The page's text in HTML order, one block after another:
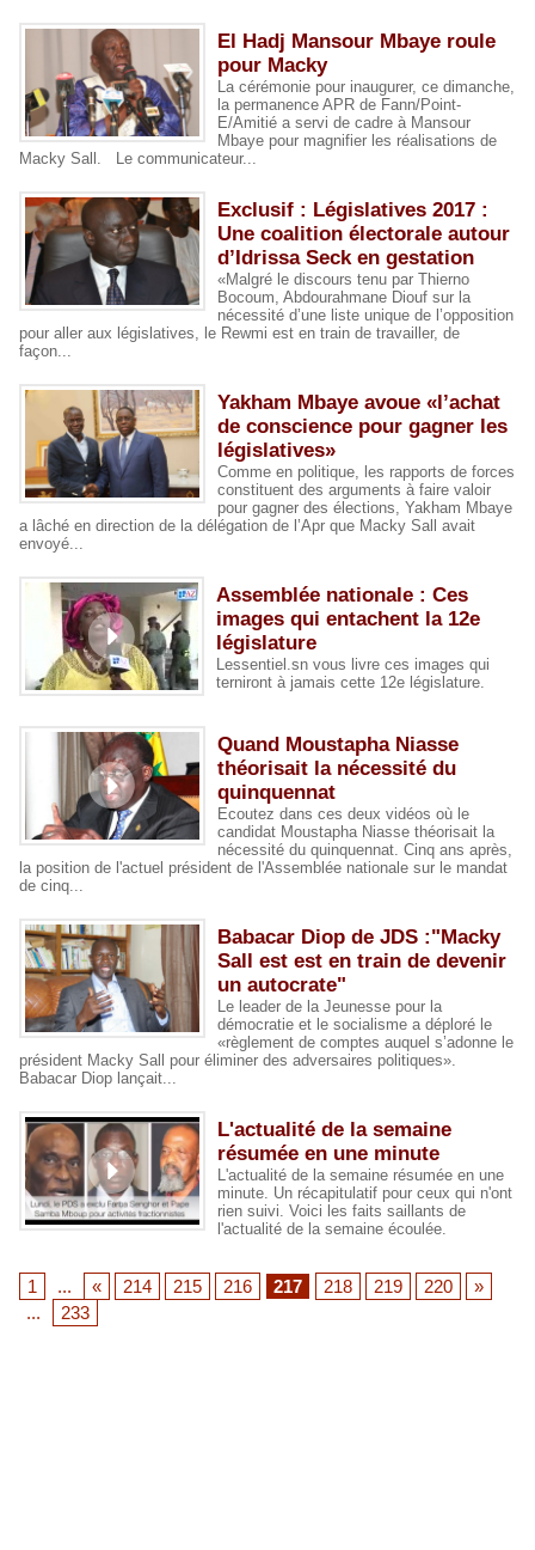
El Hadj Mansour Mbaye roule
pour Macky
La cérémonie pour inaugurer, ce dimanche,
la permanence APR de Fann/Point-
E/Amitié a servi de cadre à Mansour
Mbaye pour magnifier les réalisations de
Macky Sall. Le communicateur...
Exclusif : Législatives 2017 :
Une coalition électorale autour
d’Idrissa Seck en gestation
«Malgré le discours tenu par Thierno
Bocoum, Abdourahmane Diouf sur la
nécessité d’une liste unique de l’opposition
pour aller aux législatives, le Rewmi est en train de travailler, de
façon...
Yakham Mbaye avoue «l’achat
de conscience pour gagner les
législatives»
Comme en politique, les rapports de forces
constituent des arguments à faire valoir
pour gagner des élections, Yakham Mbaye
a lâché en direction de la délégation de l’Apr que Macky Sall avait
envoyé...
Assemblée nationale : Ces
images qui entachent la 12e
législature
Lessentiel.sn vous livre ces images qui
terniront à jamais cette 12e législature.
Quand Moustapha Niasse
théorisait la nécessité du
quinquennat
Ecoutez dans ces deux vidéos où le
candidat Moustapha Niasse théorisait la
nécessité du quinquennat. Cinq ans après,
la position de l'actuel président de l'Assemblée nationale sur le mandat
de cinq...
Babacar Diop de JDS :"Macky
Sall est est en train de devenir
un autocrate"
Le leader de la Jeunesse pour la
démocratie et le socialisme a déploré le
«règlement de comptes auquel s’adonne le
président Macky Sall pour éliminer des adversaires politiques».
Babacar Diop lançait...
L'actualité de la semaine
résumée en une minute
L'actualité de la semaine résumée en une
minute. Un récapitulatif pour ceux qui n'ont
rien suivi. Voici les faits saillants de
l'actualité de la semaine écoulée.
1 ... « 214 215 216 217 218 219 220
»
...
233